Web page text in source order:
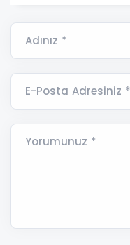
Adınız *
E-Posta Adresiniz *
Yorumunuz *